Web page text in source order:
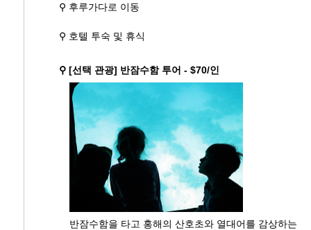
⚲ 후루가다로 이동
⚲ 호텔 투숙 및 휴식
⚲ [선택 관광] 반잠수함 투어 - $70/인
반잠수함을 타고 홍해의 산호초와 열대어를 감상하는